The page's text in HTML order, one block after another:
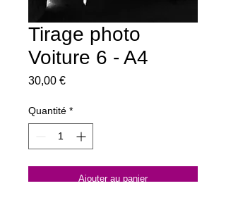
Tirage photo
Voiture 6 - A4
30,00 €Prix
Quantité *
Ajouter au panier